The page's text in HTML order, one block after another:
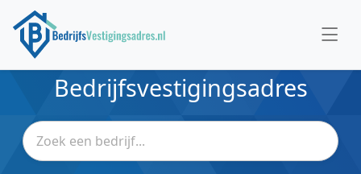
Bedrijfsvestigingsadres